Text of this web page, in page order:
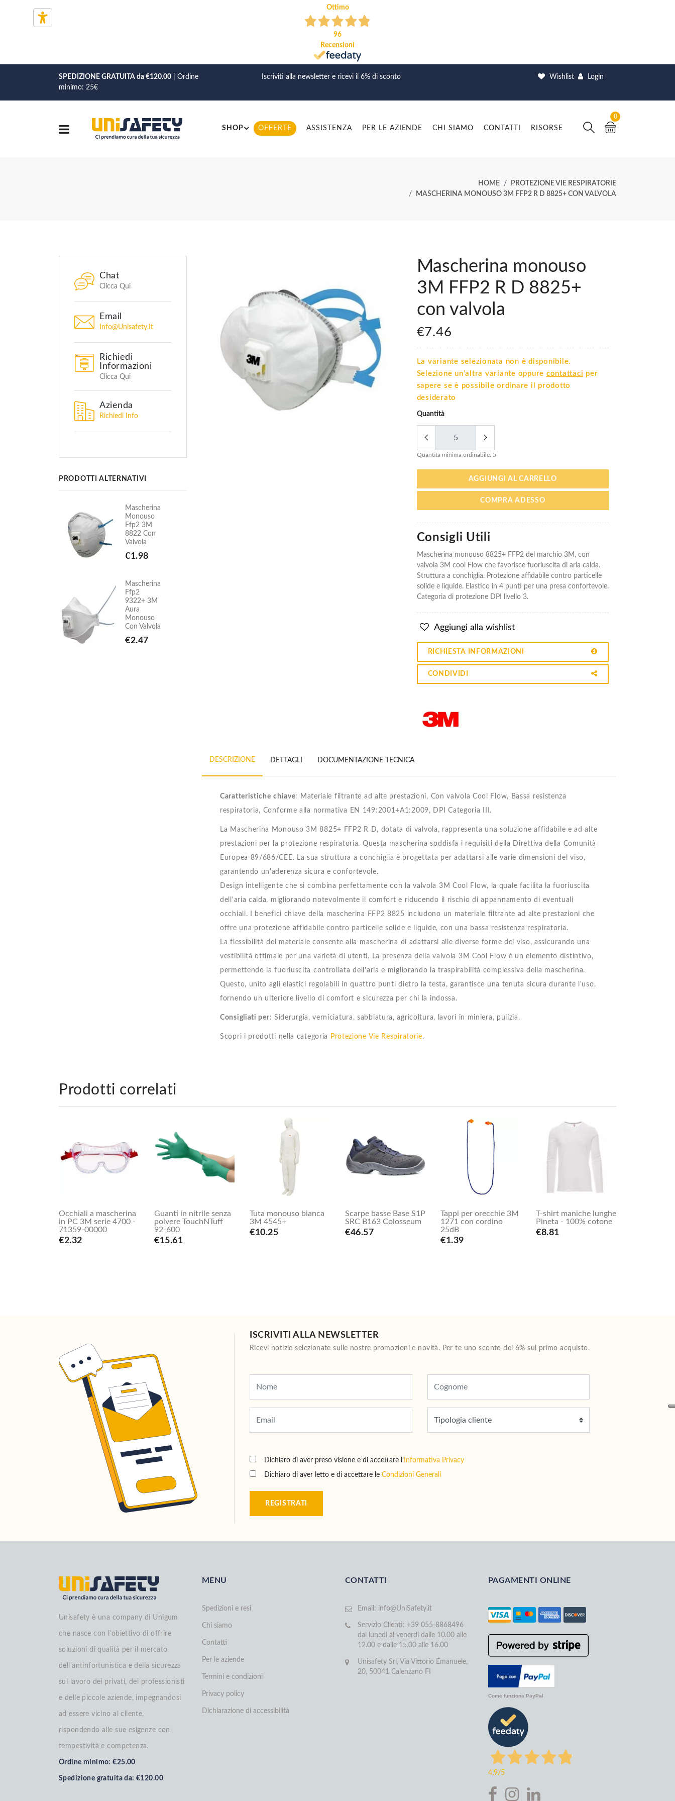
Ottimo
96
Recensioni
SPEDIZIONE GRATUITA da €120.00 | Ordine
minimo: 25€
Iscriviti alla newsletter e ricevi il 6% di sconto Wishlist Login
SHOP OFFERTE ASSISTENZA PER LE AZIENDE CHI SIAMO CONTATTI RISORSE
0
HOME
PROTEZIONE VIE RESPIRATORIE
MASCHERINA MONOUSO 3M FFP2 R D 8825+ CON VALVOLA
Chat
Clicca Qui
Email
Info@unisafety.it
Richiedi
Informazioni
Clicca Qui
Azienda
Richiedi Info
PRODOTTI ALTERNATIVI
Mascherina
Monouso
Ffp2 3M
8822 Con
Valvola
€1.98
Mascherina
Ffp2
9322+ 3M
Aura
Monouso
Con Valvola
€2.47
Mascherina monouso
3M FFP2 R D 8825+
con valvola
€7.46
La variante selezionata non è disponibile.
Selezione un’altra variante oppure contattaci per
sapere se è possibile ordinare il prodotto
desiderato
Quantità
Quantità minima ordinabile: 5
AGGIUNGI AL CARRELLO
COMPRA ADESSO
Consigli Utili
Mascherina monouso 8825+ FFP2 del marchio 3M, con
valvola 3M cool Flow che favorisce fuoriuscita di aria calda.
Struttura a conchiglia. Protezione affidabile contro particelle
solide e liquide. Elastico in 4 punti per una presa confortevole.
Categoria di protezione DPI livello 3.
Aggiungi alla wishlist
RICHIESTA INFORMAZIONI
CONDIVIDI
DESCRIZIONE DETTAGLI DOCUMENTAZIONE TECNICA
Caratteristiche chiave: Materiale filtrante ad alte prestazioni, Con valvola Cool Flow, Bassa resistenza
respiratoria, Conforme alla normativa EN 149:2001+A1:2009, DPI Categoria III.
La Mascherina Monouso 3M 8825+ FFP2 R D, dotata di valvola, rappresenta una soluzione affidabile e ad alte
prestazioni per la protezione respiratoria. Questa mascherina soddisfa i requisiti della Direttiva della Comunità
Europea 89/686/CEE. La sua struttura a conchiglia è progettata per adattarsi alle varie dimensioni del viso,
garantendo un'aderenza sicura e confortevole.
Design intelligente che si combina perfettamente con la valvola 3M Cool Flow, la quale facilita la fuoriuscita
dell'aria calda, migliorando notevolmente il comfort e riducendo il rischio di appannamento di eventuali
occhiali. I benefici chiave della mascherina FFP2 8825 includono un materiale filtrante ad alte prestazioni che
offre una protezione affidabile contro particelle solide e liquide, con una bassa resistenza respiratoria.
La flessibilità del materiale consente alla mascherina di adattarsi alle diverse forme del viso, assicurando una
vestibilità ottimale per una varietà di utenti. La presenza della valvola 3M Cool Flow è un elemento distintivo,
permettendo la fuoriuscita controllata dell'aria e migliorando la traspirabilità complessiva della mascherina.
Questo, unito agli elastici regolabili in quattro punti dietro la testa, garantisce una tenuta sicura durante l'uso,
fornendo un ulteriore livello di comfort e sicurezza per chi la indossa.
Consigliati per: Siderurgia, verniciatura, sabbiatura, agricoltura, lavori in miniera, pulizia.
Scopri i prodotti nella categoria Protezione Vie Respiratorie.
Prodotti correlati
Occhiali a mascherina
in PC 3M serie 4700 -
71359-00000
€2.32
Guanti in nitrile senza
polvere TouchNTuff
92-600
€15.61
Tuta monouso bianca
3M 4545+
€10.25
Scarpe basse Base S1P
SRC B163 Colosseum
€46.57
Tappi per orecchie 3M
1271 con cordino
25dB
€1.39
T-shirt maniche lunghe
Pineta - 100% cotone
€8.81
ISCRIVITI ALLA NEWSLETTER
Ricevi notizie selezionate sulle nostre promozioni e novità. Per te uno sconto del 6% sul primo acquisto.
Dichiaro di aver preso visione e di accettare l’ Informativa Privacy
Dichiaro di aver letto e di accettare le Condizioni Generali
REGISTRATI
Unisafety è una company di Unigum
che nasce con l'obiettivo di offrire
soluzioni di qualità per il mercato
dell'antinfortunistica e della sicurezza
sul lavoro dei privati, dei professionisti
e delle piccole aziende, impegnandosi
ad essere vicino al cliente,
rispondendo alle sue esigenze con
tempestività e competenza.
Ordine minimo: €25.00
Spedizione gratuita da: €120.00
MENU
Spedizioni e resi
Chi siamo
Contatti
Per le aziende
Termini e condizioni
Privacy policy
Dichiarazione di accessibilità
CONTATTI
Email: info@UniSafety.it
Servizio Clienti: +39 055-8868496
dal lunedi al venerdi dalle 10.00 alle
12.00 e dalle 15.00 alle 16.00
Unisafety Srl, Via Vittorio Emanuele,
20, 50041 Calenzano FI
PAGAMENTI ONLINE
Come funziona PayPal
4,9/5